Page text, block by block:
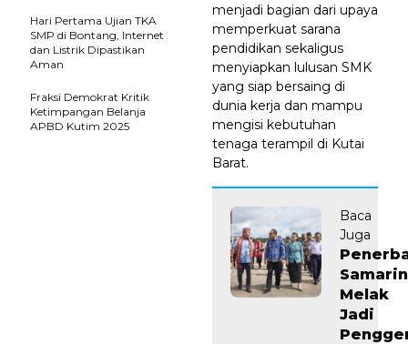
menjadi bagian dari upaya
memperkuat sarana
pendidikan sekaligus
menyiapkan lulusan SMK
yang siap bersaing di
dunia kerja dan mampu
mengisi kebutuhan
tenaga terampil di Kutai
Barat.
Baca
Juga
Melak
Jadi
Hari Pertama Ujian TKA
SMP di Bontang, Internet
dan Listrik Dipastikan
Aman
Fraksi Demokrat Kritik
Ketimpangan Belanja
APBD Kutim 2025